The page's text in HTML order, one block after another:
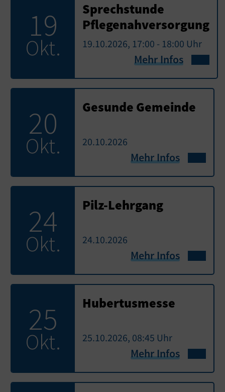
19
Okt.
Sprechstunde
Pflegenahversorgung
19.10.2026, 17:00 - 18:00 Uhr
Mehr Infos
20
Okt.
Gesunde Gemeinde
20.10.2026
Mehr Infos
24
Okt.
Pilz-Lehrgang
24.10.2026
Mehr Infos
25
Okt.
Hubertusmesse
25.10.2026, 08:45 Uhr
Mehr Infos